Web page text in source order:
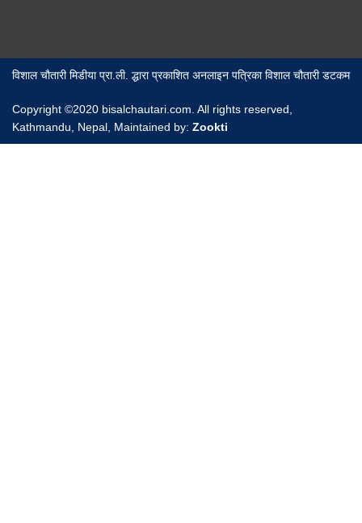
विशाल चौतारी मिडीया प्रा.ली. द्धारा प्रकाशित अनलाइन पत्रिका विशाल चौतारी डटकम
Copyright ©2020 bisalchautari.com. All rights reserved,
Kathmandu, Nepal, Maintained by: Zookti